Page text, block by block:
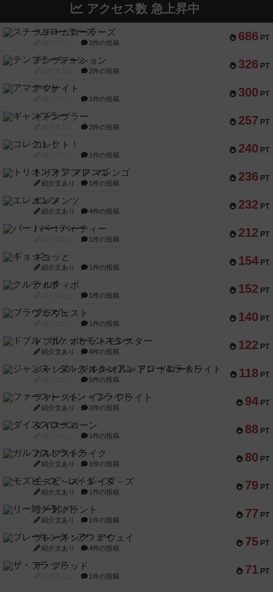
アクセス数 急上昇中
686 PT
スチームローラーズ
2件の投稿
326 PT
テンプテーション
2件の投稿
300 PT
アマナイト
1件の投稿
257 PT
ギャンブラー
2件の投稿
240 PT
コレクト！
1件の投稿
236 PT
トリオンフ ア マレンゴ
紹介文あり 1件の投稿
232 PT
エレメンツ
紹介文あり 4件の投稿
212 PT
バー！パーティー
1件の投稿
154 PT
ギョッと
紹介文あり 1件の投稿
152 PT
クルティボ
1件の投稿
140 PT
ブラヴェスト
1件の投稿
122 PT
ドブル：ポケットモンスター
紹介文あり 4件の投稿
118 PT
ジャンヌ・ダルク-オルレアン ドロー＆ライト
5件の投稿
94 PT
ファースト・イン・フライト
紹介文あり 3件の投稿
88 PT
ダイススローン
1件の投稿
80 PT
ガルフストライク
紹介文あり 1件の投稿
79 PT
モズビ－ズ・レイダ－ズ
紹介文あり 1件の投稿
77 PT
リー対グラント
紹介文あり 1件の投稿
75 PT
ブレーキング・アウェイ
紹介文あり 4件の投稿
71 PT
ザ・フラッド
1件の投稿